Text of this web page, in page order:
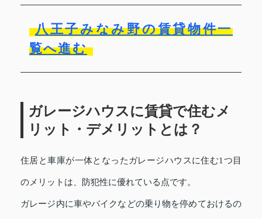
八王子みなみ野の賃貸物件一
覧へ進む
ガレージハウスに賃貸で住むメ
リット・デメリットとは？
住居と車庫が一体となったガレージハウスに住む1つ目
のメリットは、防犯性に優れている点です。
ガレージ内に車やバイクなどの乗り物を停めておけるの